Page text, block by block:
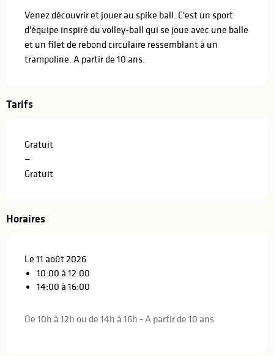
Venez découvrir et jouer au spike ball. C'est un sport
d'équipe inspiré du volley-ball qui se joue avec une balle
et un filet de rebond circulaire ressemblant à un
trampoline. A partir de 10 ans.
Tarifs
Gratuit
—
Gratuit
Horaires
Le 11 août 2026
10:00 à 12:00
14:00 à 16:00
De 10h à 12h ou de 14h à 16h - A partir de 10 ans